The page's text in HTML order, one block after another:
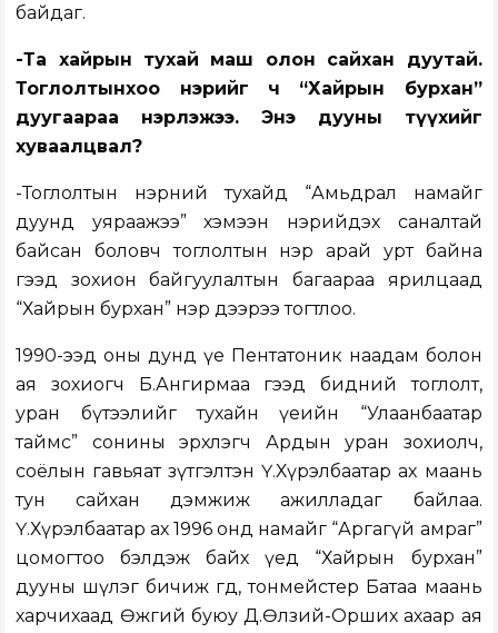
байдаг.
-Та хайрын тухай маш олон сайхан дуутай.
Тоглолтынхоо нэрийг ч “Хайрын бурхан”
дуугаараа нэрлэжээ. Энэ дууны түүхийг
хуваалцвал?
-Тоглолтын нэрний тухайд “Амьдрал намайг
дуунд уяраажээ” хэмээн нэрийдэх саналтай
байсан боловч тоглолтын нэр арай урт байна
гээд зохион байгуулалтын багаараа ярилцаад
“Хайрын бурхан” нэр дээрээ тогтлоо.
1990-ээд оны дунд үе Пентатоник наадам болон
ая зохиогч Б.Ангирмаа гээд бидний тоглолт,
уран бүтээлийг тухайн үеийн “Улаанбаатар
таймс” сонины эрхлэгч Ардын уран зохиолч,
соёлын гавьяат зүтгэлтэн Ү.Хүрэлбаатар ах маань
тун сайхан дэмжиж ажилладаг байлаа.
Ү.Хүрэлбаатар ах 1996 онд намайг “Аргагүй амраг”
цомогтоо бэлдэж байх үед “Хайрын бурхан”
дууны шүлэг бичиж өгөөд, тонмейстер Батаа маань
харчихаад Өөжгий буюу Д.Өлзий-Орших ахаар ая